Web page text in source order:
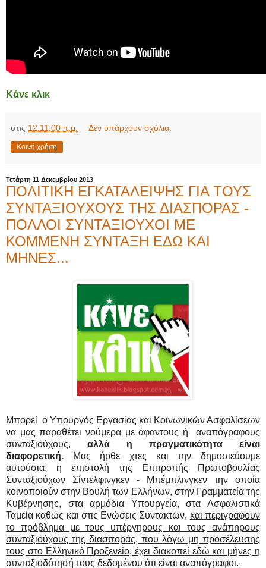
Κάνε κλικ
στις 12:11:00 π.μ. Δεν υπάρχουν σχόλια:
Κοινή χρήση
Τετάρτη 11 Δεκεμβρίου 2013
ΠΟΛΙΤΙΚΗ ΕΓΚΑΤΑΛΕΙΨΗΣ ΓΙΑ ΤΟΥΣ
ΣΥΝΤΑΞΙΟΥΧΟΥΣ ΤΗΣ ΔΙΑΣΠΟΡΑΣ -
ΠΟΛΛΟΙ ΣΥΝΤΑΞΙΟΥΧΟΙ ΜΕ
ΚΟΜΜΕΝΗ ΣΥΝΤΑΞΗ ΕΔΩ ΚΑΙ
ΜΗΝΕΣ...
Μπορεί ο Υπουργός Εργασίας και Κοινωνικών Ασφαλίσεων
να μας παραθέτει νούμερα με άφαντους ή αναπόγραφους
συνταξιούχους, αλλά η πραγματικότητα είναι
διαφορετική.
Μας ήρθε χτες και την δημοσιεύουμε
αυτούσια, η επιστολή της Επιτροπής Πρωτοβουλίας
Συνταξιούχων Σίντελφινγκεν - Μπέμπλινγκεν την οποία
κοινοποιούν στην Βουλή των Ελλήνων, στην Γραμματεία της
Κυβέρνησης, στα αρμόδια Υπουργεία, στα Ασφαλιστικά
Ταμεία καθώς και στις Ενώσεις Συντακτών, και περιγράφουν
το πρόβλημα με τους υπέργηρους και τους ανάπηρους
συνταξιούχους της διασποράς, που λόγω μη προσέλευσης
τους στο Ελληνικό Προξενείο, έχει διακοπεί εδώ και μήνες η
συνταξιοδότησή τους δεδομένου ότι είναι αναπόγραφοι.